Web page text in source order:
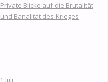
Private Blicke auf die Brutalität
und Banalität des Krieges
1 Juli